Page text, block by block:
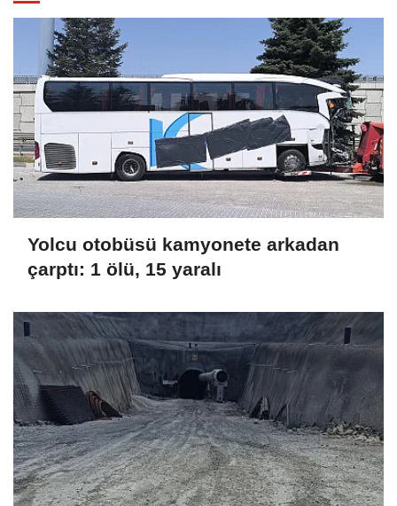
Yolcu otobüsü kamyonete arkadan
çarptı: 1 ölü, 15 yaralı